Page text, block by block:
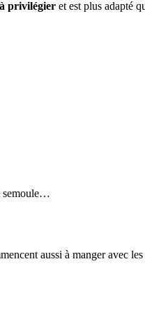
privilégier et est plus adapté
semoule…
aussi à manger avec